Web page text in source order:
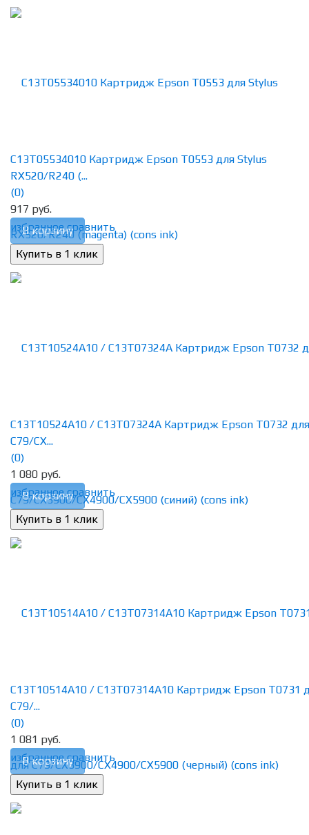
избранное сравнить
C13T05534010 Картридж Epson T0553 для Stylus
RX520/R240 (...
(0)
917 руб.
В корзину
избранное сравнить
C13T10524A10 / C13T07324A Картридж Epson T0732 для
C79/CX...
(0)
1 080 руб.
В корзину
избранное сравнить
C13T10514A10 / C13T07314A10 Картридж Epson T0731
C79/...
(0)
1 081 руб.
В корзину